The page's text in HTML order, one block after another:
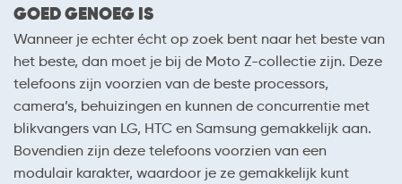
GOED GENOEG IS
Wanneer je echter écht op zoek bent naar het beste van
het beste, dan moet je bij de Moto Z-collectie zijn. Deze
telefoons zijn voorzien van de beste processors,
camera’s, behuizingen en kunnen de concurrentie met
blikvangers van LG, HTC en Samsung gemakkelijk aan.
Bovendien zijn deze telefoons voorzien van een
modulair karakter, waardoor je ze gemakkelijk kunt